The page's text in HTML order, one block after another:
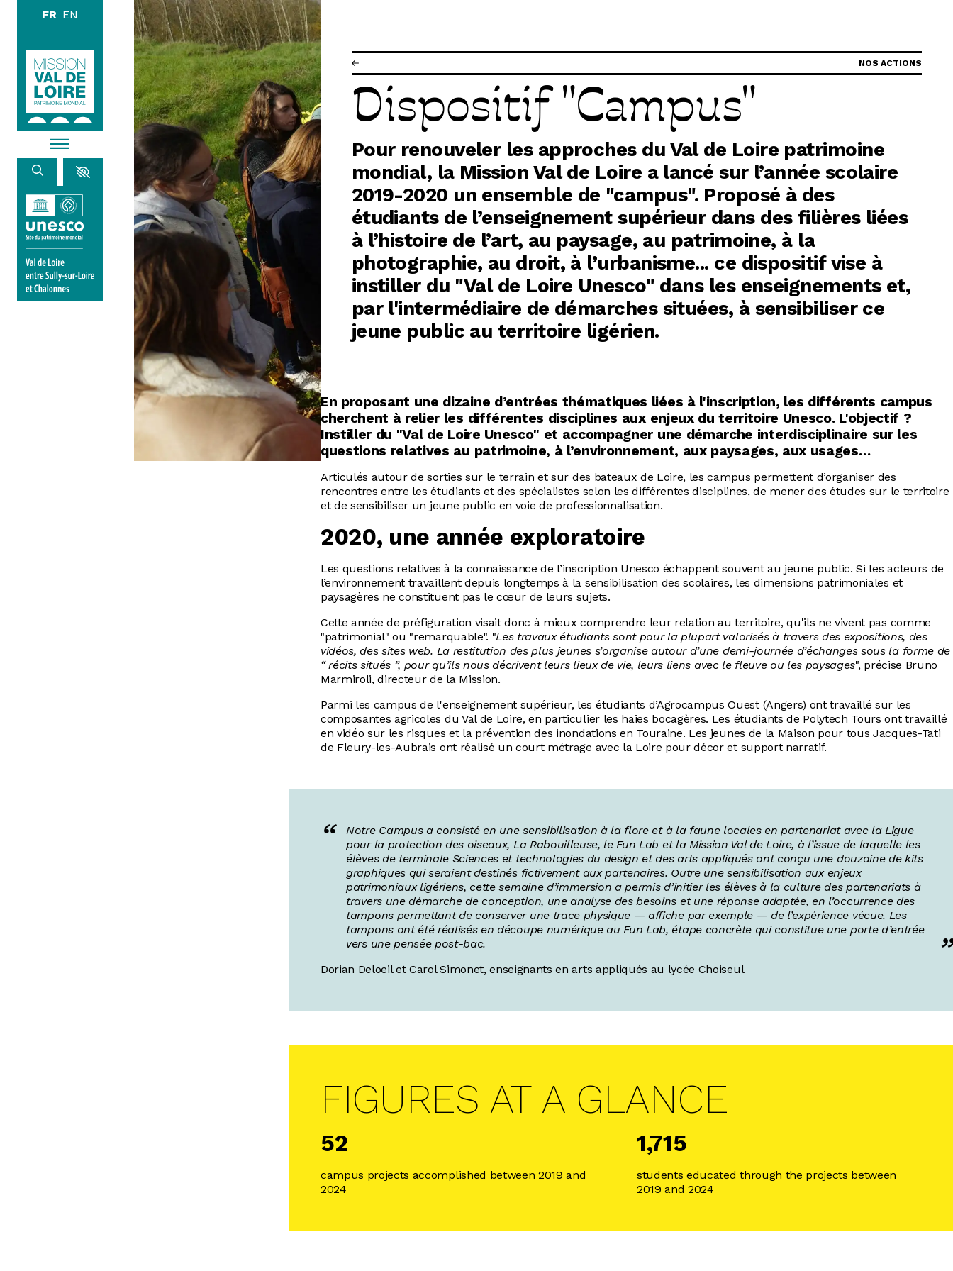
Aller au contenu principal
NOS ACTIONS
Dispositif "Campus"
Pour renouveler les approches du Val de Loire patrimoine
mondial, la Mission Val de Loire a lancé sur l’année scolaire
2019-2020 un ensemble de "campus". Proposé à des
étudiants de l’enseignement supérieur dans des filières liées
à l’histoire de l’art, au paysage, au patrimoine, à la
photographie, au droit, à l’urbanisme... ce dispositif vise à
instiller du "Val de Loire Unesco" dans les enseignements et,
par l'intermédiaire de démarches situées, à sensibiliser ce
jeune public au territoire ligérien.
En proposant une dizaine d’entrées thématiques liées à l'inscription, les différents campus
cherchent à relier les différentes disciplines aux enjeux du territoire Unesco. L'objectif ?
Instiller du "Val de Loire Unesco" et accompagner une démarche interdisciplinaire sur les
questions relatives au patrimoine, à l’environnement, aux paysages, aux usages…
Articulés autour de sorties sur le terrain et sur des bateaux de Loire, les campus permettent d’organiser des
rencontres entre les étudiants et des spécialistes selon les différentes disciplines, de mener des études sur le territoire
et de sensibiliser un jeune public en voie de professionnalisation.
2020, une année exploratoire
Les questions relatives à la connaissance de l’inscription Unesco échappent souvent au jeune public. Si les acteurs de
l’environnement travaillent depuis longtemps à la sensibilisation des scolaires, les dimensions patrimoniales et
paysagères ne constituent pas le cœur de leurs sujets.
Cette année de préfiguration visait donc à mieux comprendre leur relation au territoire, qu'ils ne vivent pas comme
"patrimonial" ou "remarquable". "Les travaux étudiants sont pour la plupart valorisés à travers des expositions, des
vidéos, des sites web. La restitution des plus jeunes s’organise autour d’une demi-journée d’échanges sous la forme de
“ récits situés ”, pour qu’ils nous décrivent leurs lieux de vie, leurs liens avec le fleuve ou les paysages", précise Bruno
Marmiroli, directeur de la Mission.
Parmi les campus de l'enseignement supérieur, les étudiants d’Agrocampus Ouest (Angers) ont travaillé sur les
composantes agricoles du Val de Loire, en particulier les haies bocagères. Les étudiants de Polytech Tours ont travaillé
en vidéo sur les risques et la prévention des inondations en Touraine. Les jeunes de la Maison pour tous Jacques-Tati
de Fleury-les-Aubrais ont réalisé un court métrage avec la Loire pour décor et support narratif.
Notre Campus a consisté en une sensibilisation à la flore et à la faune locales en partenariat avec la Ligue
pour la protection des oiseaux, La Rabouilleuse, le Fun Lab et la Mission Val de Loire, à l’issue de laquelle les
élèves de terminale Sciences et technologies du design et des arts appliqués ont conçu une douzaine de kits
graphiques qui seraient destinés fictivement aux partenaires. Outre une sensibilisation aux enjeux
patrimoniaux ligériens, cette semaine d’immersion a permis d’initier les élèves à la culture des partenariats à
travers une démarche de conception, une analyse des besoins et une réponse adaptée, en l’occurrence des
tampons permettant de conserver une trace physique — affiche par exemple — de l’expérience vécue. Les
tampons ont été réalisés en découpe numérique au Fun Lab, étape concrète qui constitue une porte d’entrée
vers une pensée post-bac.
Dorian Deloeil et Carol Simonet, enseignants en arts appliqués au lycée Choiseul
FIGURES AT A GLANCE
52
campus projects accomplished between 2019 and
2024
1,715
students educated through the projects between
2019 and 2024
DÉCOUVRIR
EXPLORER
ARPENTER
HABITER
ACTUALITÉS
RESSOURCES
ICONOTHÈQUE
LA MISSION VAL DE LOIRE
G
La Garzette
Le journal le plus lu les pieds dans
N
La Newsletter
Les dernières nouvelles du Val de
Loire patrimoine mondial délivrées
directement dans votre boîte mail.